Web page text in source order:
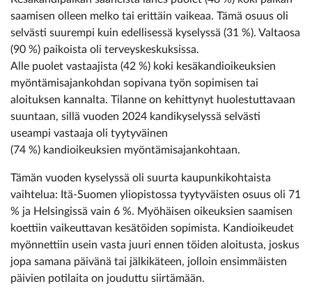
saamisen olleen melko tai erittäin vaikeaa. Tämä osuus oli
selvästi suurempi kuin edellisessä kyselyssä (31 %). Valtaosa
(90 %) paikoista oli terveyskeskuksissa.
Alle puolet vastaajista (42 %) koki kesäkandioikeuksien
myöntämisajankohdan sopivana työn sopimisen tai
aloituksen kannalta. Tilanne on kehittynyt huolestuttavaan
suuntaan, sillä vuoden 2024 kandikyselyssä selvästi
useampi vastaaja oli tyytyväinen ­
(74 %) kandioikeuksien myöntämisajankohtaan.
Tämän vuoden kyselyssä oli suurta kaupunkikohtaista
vaihtelua: Itä-Suomen yliopistossa tyytyväisten osuus oli 71
% ja Helsingissä vain 6 %. Myöhäisen oikeuksien saamisen
koettiin vaikeuttavan kesätöiden sopimista. Kandioikeudet
myönnettiin usein vasta juuri ennen töiden aloitusta, joskus
jopa samana päivänä tai jälkikäteen, jolloin ensimmäisten
päivien potilaita on jouduttu siirtämään.